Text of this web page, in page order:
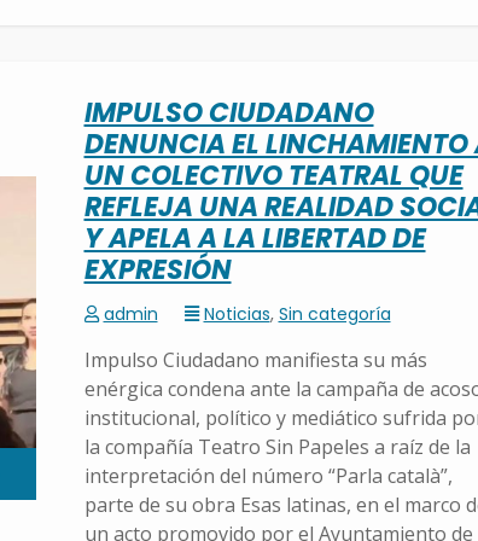
IMPULSO CIUDADANO
DENUNCIA EL LINCHAMIENTO
UN COLECTIVO TEATRAL QUE
REFLEJA UNA REALIDAD
Y APELA A LA LIBERTAD DE
EXPRESIÓN
admin Noticias, Sin categoría
Impulso Ciudadano manifiesta su más
enérgica condena ante la campaña de
institucional, político y mediático sufrida
la compañía Teatro Sin Papeles a raíz de la
interpretación del número “Parla català”,
parte de su obra Esas latinas, en el marco
un acto promovido por el Ayuntamiento de